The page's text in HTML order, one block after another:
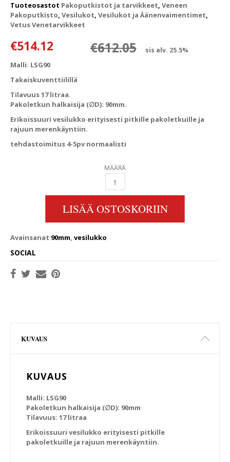
Tuoteosastot Pakoputkistot ja tarvikkeet, Veneen
Pakoputkisto, Vesilukot, Vesilukot ja Äänenvaimentimet,
Vetus Venetarvikkeet
€612.05
€514.12 Nykyinen
sis alv. 25.5%
Malli: LSG90
Takaiskuventtiilillä
Tilavuus 17 litraa.
Pakoletkun halkaisija (∅D): 90mm.
Erikoissuuri vesilukko erityisesti pitkille pakoletkuille ja
rajuun merenkäyntiin.
tehdastoimitus 4-5pv normaalisti
MÄÄRÄ
VETUS VESILUKKO LSG90 90MM
LISÄÄ OSTOSKORIIN
Avainsanat 90mm, vesilukko
SOCIAL
KUVAUS
KUVAUS
Malli: LSG90
Pakoletkun halkaisija (∅D): 90mm
Tilavuus: 17 litraa
Erikoissuuri vesilukko erityisesti pitkille
pakoletkuille ja rajuun merenkäyntiin.